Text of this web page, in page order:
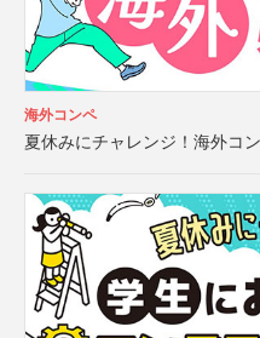
海外コンペ
夏休みにチャレンジ！海外コ